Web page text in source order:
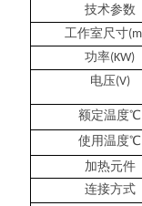
技术参数
工作室尺寸
功率(KW)
电压(V)
额定温度℃
使用温度℃
加热元件
连接方式